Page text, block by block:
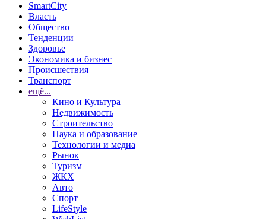
SmartCity
Власть
Общество
Тенденции
Здоровье
Экономика и бизнес
Происшествия
Транспорт
ещё...
Кино и Культура
Недвижимость
Строительство
Наука и образование
Технологии и медиа
Рынок
Туризм
ЖКХ
Авто
Спорт
LifeStyle